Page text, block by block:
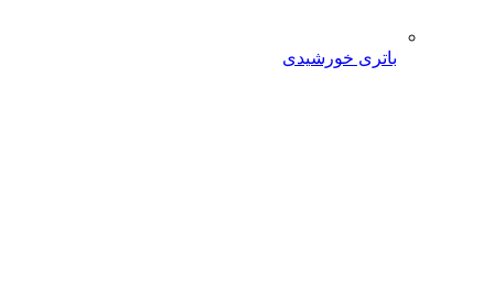
باتری خورشیدی